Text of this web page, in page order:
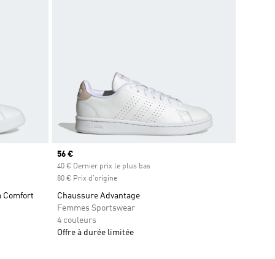
Comfort
Prix actuel
56 €
40 € Dernier prix le plus bas
80 € Prix d'origine
Chaussure Advantage
Femmes Sportswear
4 couleurs
Offre à durée limitée